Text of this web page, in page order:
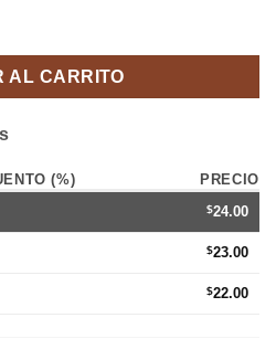
AL CARRITO
(%)
PRECIO
$24.00
$23.00
$22.00